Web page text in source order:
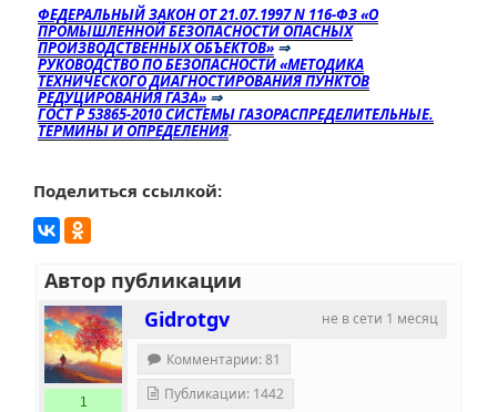
ФЕДЕРАЛЬНЫЙ ЗАКОН ОТ 21.07.1997 N 116-ФЗ «О
ПРОМЫШЛЕННОЙ БЕЗОПАСНОСТИ ОПАСНЫХ
ПРОИЗВОДСТВЕННЫХ ОБЪЕКТОВ»⇒
РУКОВОДСТВО ПО БЕЗОПАСНОСТИ «МЕТОДИКА
ТЕХНИЧЕСКОГО ДИАГНОСТИРОВАНИЯ ПУНКТОВ
РЕДУЦИРОВАНИЯ ГАЗА»⇒
ГОСТ Р 53865-2010 СИСТЕМЫ ГАЗОРАСПРЕДЕЛИТЕЛЬНЫЕ.
ТЕРМИНЫ И ОПРЕДЕЛЕНИЯ.
Поделиться ссылкой:
Автор публикации
не в сети 1 месяц
Gidrotgv
1
Комментарии: 81
Публикации: 1442